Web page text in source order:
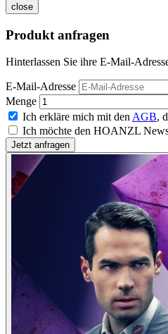
close
Produkt anfragen
Hinterlassen Sie ihre E-Mail-
E-Mail-Adresse
Menge
Ich erkläre mich mit den AGB,
Ich möchte den HOANZL